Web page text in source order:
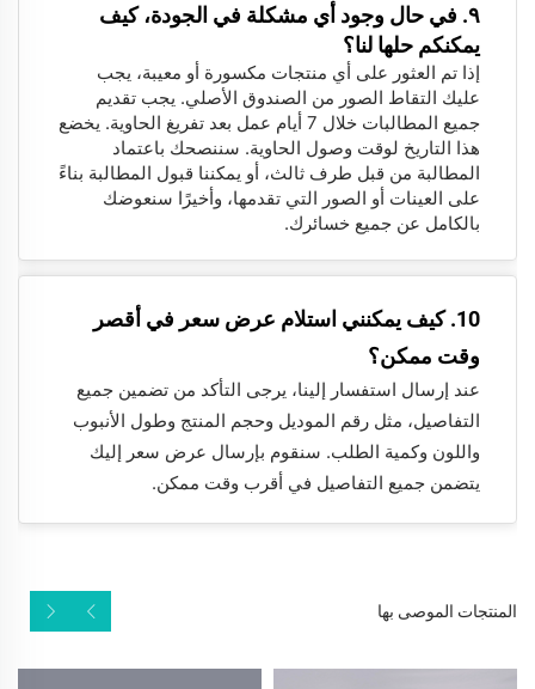
٩. في حال وجود أي مشكلة في الجودة، كيف
يمكنكم حلها لنا؟
إذا تم العثور على أي منتجات مكسورة أو معيبة، يجب
عليك التقاط الصور من الصندوق الأصلي. يجب تقديم
جميع المطالبات خلال 7 أيام عمل بعد تفريغ الحاوية. يخضع
هذا التاريخ لوقت وصول الحاوية. سننصحك باعتماد
المطالبة من قبل طرف ثالث، أو يمكننا قبول المطالبة بناءً
على العينات أو الصور التي تقدمها، وأخيرًا سنعوضك
بالكامل عن جميع خسائرك.
10. كيف يمكنني استلام عرض سعر في أقصر
وقت ممكن؟
عند إرسال استفسار إلينا، يرجى التأكد من تضمين جميع
التفاصيل، مثل رقم الموديل وحجم المنتج وطول الأنبوب
واللون وكمية الطلب. سنقوم بإرسال عرض سعر إليك
يتضمن جميع التفاصيل في أقرب وقت ممكن.
المنتجات الموصى بها